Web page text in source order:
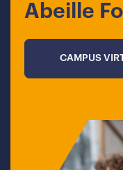
Abeille
CAMPUS